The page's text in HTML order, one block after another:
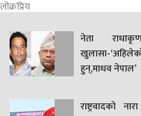
लोक्रप्रिय
नेता
खुलासा-
हुन्,माधव नेपाल’
राष्ट्रवादको